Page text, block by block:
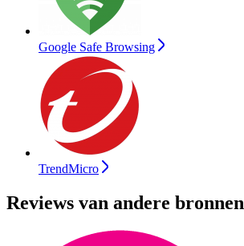
Google Safe Browsing
TrendMicro
Reviews van andere bronnen